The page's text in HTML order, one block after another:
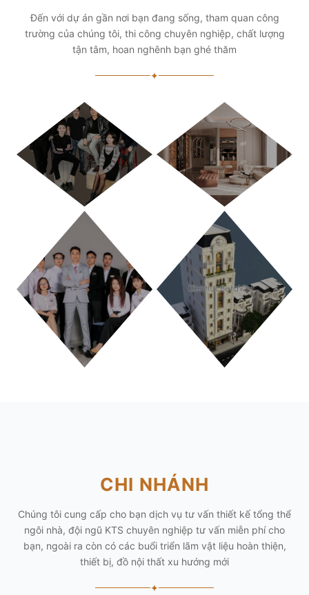
Đến với dự án gần nơi bạn đang sống, tham quan công
trường của chúng tôi, thi công chuyên nghiệp, chất lượng
tận tâm, hoan nghênh bạn ghé thăm
✦
TP. HỒ CHÍ MINH
CHI NHÁNH
Chúng tôi cung cấp cho bạn dịch vụ tư vấn thiết kế tổng thể
ngôi nhà, đội ngũ KTS chuyên nghiệp tư vấn miễn phí cho
bạn, ngoài ra còn có các buổi triển lãm vật liệu hoàn thiện,
thiết bị, đồ nội thất xu hướng mới
✦